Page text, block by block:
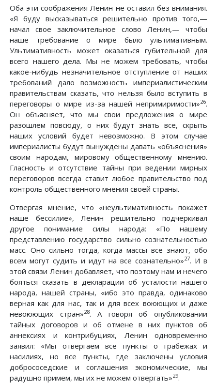
Оба эти соображения Ленин не оставил без внимания.
«Я буду высказываться решительно против того,—
начал свое заключительное слово Ленин,— чтобы
наше требование о мире было ультимативным.
Ультимативность может оказаться губительной для
всего нашего дела. Мы не можем требовать, чтобы
какое-нибудь незначительное отступление от наших
требований дало возможность империалистическим
правительствам сказать, что нельзя было вступить в
переговоры о мире из-за нашей непримиримости»26.
Он объясняет, что мы свои предложения о мире
разошлем повсюду, о них будут знать все, скрыть
наших условий будет невозможно. В этом случае
империалисты будут вынуждены давать «объяснения»
своим народам, мировому общественному мнению.
Гласность и отсутствие тайны при ведении мирных
переговоров всегда ставит любое правительство под
контроль общественного мнения своей страны.
Отвергая мнение, что «неультимативность покажет
наше бессилие», Ленин решительно подчеркивал
другое понимание силы народа: «По нашему
представлению государство сильно сознательностью
масс. Оно сильно тогда, когда массы все знают, обо
всем могут судить и идут на все сознательно»27. И в
этой связи Ленин добавляет, что поэтому нам и нечего
бояться сказать в декларации об усталости нашего
народа, нашей страны, «ибо это правда, одинаково
верная как для нас, так и для всех воюющих и даже
невоюющих стран»28. А говоря об опубликовании
тайных договоров и об отмене в них пунктов об
аннексиях и контрибуциях, Ленин одновременно
заявил: «Мы отвергаем все пункты о грабежах и
насилиях, но все пункты, где заключены условия
добрососедские и соглашения экономические, мы
радушно примем, мы их не можем отвергать»29.